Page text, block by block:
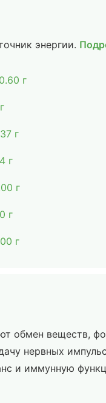
энергии.
г
г
г
г
г
г
обмен веществ,
нервных
и иммунную